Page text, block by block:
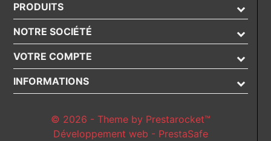
PRODUITS
NOTRE SOCIÉTÉ
VOTRE COMPTE
INFORMATIONS
© 2026 - Theme by Prestarocket™
Développement web - PrestaSafe